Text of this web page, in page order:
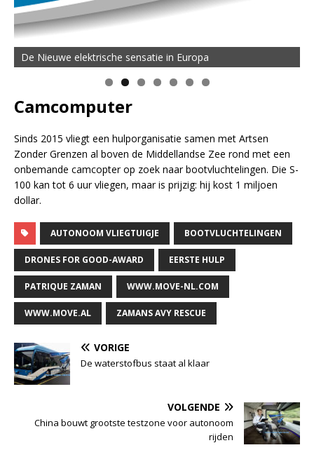
De Nieuwe elektrische sensatie in Europa
De MOVE Vigorous 1500 Highline | 45 km Topsnelheid en
50 km Actieradius
Camcomputer
Sinds 2015 vliegt een hulporganisatie samen met Artsen
Zonder Grenzen al boven de Middellandse Zee rond met een
onbemande camcopter op zoek naar bootvluchtelingen. Die S-
100 kan tot 6 uur vliegen, maar is prijzig: hij kost 1 miljoen
dollar.
AUTONOOM VLIEGTUIGJE BOOTVLUCHTELINGEN
DRONES FOR GOOD-AWARD EERSTE HULP
PATRIQUE ZAMAN WWW.MOVE-NL.COM
WWW.MOVE.AL ZAMANS AVY RESCUE
VORIGE
De waterstofbus staat al klaar
VOLGENDE
China bouwt grootste testzone voor autonoom
rijden